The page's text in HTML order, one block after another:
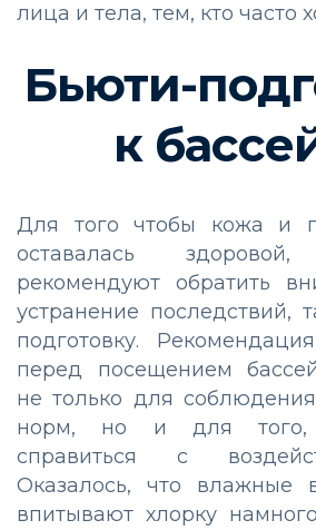
лица и тела, тем, кто часто
Бьюти-
к
Для того чтобы кожа и
оставалась здоровой,
рекомендуют обратить
устранение последствий,
подготовку.
перед посещением
не только для соблюдения
норм, но и для того,
справиться с
Оказалось, что влажные
впитывают хлорку